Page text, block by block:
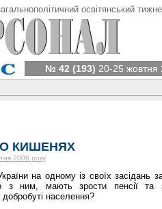
освітянський
№ 42 (193) 20-25 жовтня
КИШЕНЯХ
2006 року
на одному із своїх засідань
з ним, мають зрости пенсії та
добробуті населення?